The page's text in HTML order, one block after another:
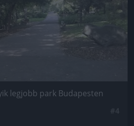
legjobb park Budapesten